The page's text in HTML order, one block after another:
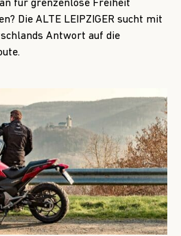
für grenzenlose Freiheit
Die ALTE LEIPZIGER sucht mit
Antwort auf die